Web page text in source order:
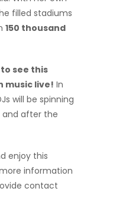
filled stadiums
150 thousand
see this
music live! In
will be spinning
after the
enjoy this
information
contact